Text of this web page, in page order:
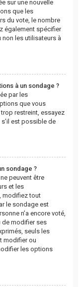
sur une nouvelle
que les
du vote, le nombre
également spécifier
les utilisateurs à
à un sondage ?
par les
que vous
restreint, essayez
est possible de
sondage ?
peuvent être
et les
modifiez tout
le sondage est
n’a encore voté,
de modifier ses
seuls les
modifier ou
les options